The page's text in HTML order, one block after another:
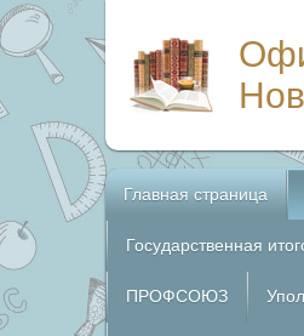
Главная страница
Государственная
ПРОФСОЮЗ